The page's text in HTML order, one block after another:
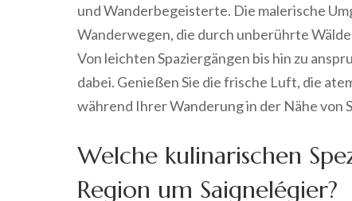
und Wanderbegeisterte. Die malerische
Wanderwegen, die durch unberührte
Von leichten Spaziergängen bis hin zu
dabei. Genießen Sie die frische Luft, die
während Ihrer Wanderung in der Nähe von
Welche kulinarischen
Region um Saignelégier?